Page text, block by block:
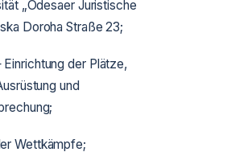
„Odesaer Juristische
Doroha Straße 23;
der Plätze,
und
Wettkämpfe;